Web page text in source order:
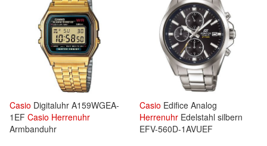
Casio Digitaluhr A159WGEA-
1EF Casio Herrenuhr
Armbanduhr
Casio Edifice Analog
Herrenuhr Edelstahl silbern
EFV-560D-1AVUEF